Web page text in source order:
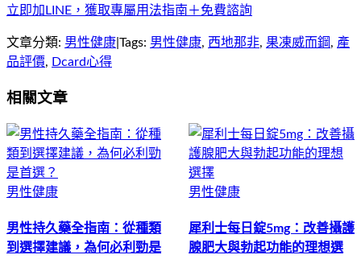
立即加LINE，獲取專屬用法指南＋免費諮詢
文章分類: 男性健康 Tags: 男性健康, 西地那非, 果凍威而鋼, 產
品評價, Dcard心得
相關文章
男性健康
男性持久藥全指南：從種類
到選擇建議，為何必利勁是
男性健康
犀利士每日錠5mg：改善攝護
腺肥大與勃起功能的理想選